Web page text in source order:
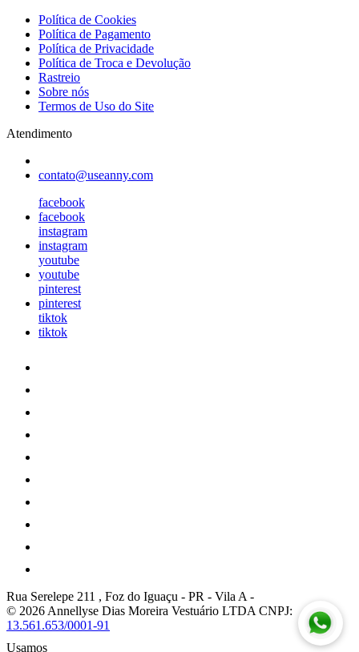
Política de Cookies
Política de Pagamento
Política de Privacidade
Política de Troca e Devolução
Rastreio
Sobre nós
Termos de Uso do Site
Atendimento
contato@useanny.com
facebook
facebook
instagram
instagram
youtube
youtube
pinterest
pinterest
tiktok
tiktok
Rua Serelepe 211 , Foz do Iguaçu - PR - Vila A -
© 2026 Annellyse Dias Moreira Vestuário LTDA CNPJ:
13.561.653/0001-91
Usamos